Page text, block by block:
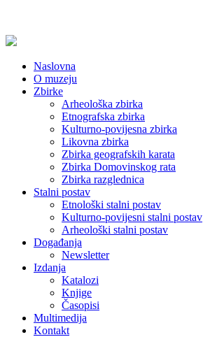
Naslovna
O muzeju
Zbirke
Arheološka zbirka
Etnografska zbirka
Kulturno-povijesna zbirka
Likovna zbirka
Zbirka geografskih karata
Zbirka Domovinskog rata
Zbirka razglednica
Stalni postav
Etnološki stalni postav
Kulturno-povijesni stalni postav
Arheološki stalni postav
Događanja
Newsletter
Izdanja
Katalozi
Knjige
Časopisi
Multimedija
Kontakt